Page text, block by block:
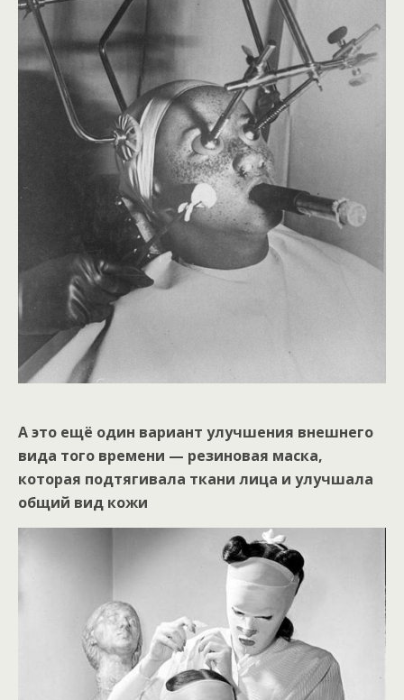
А это ещё один вариант улучшения внешнего
вида того времени — резиновая маска,
которая подтягивала ткани лица и улучшала
общий вид кожи